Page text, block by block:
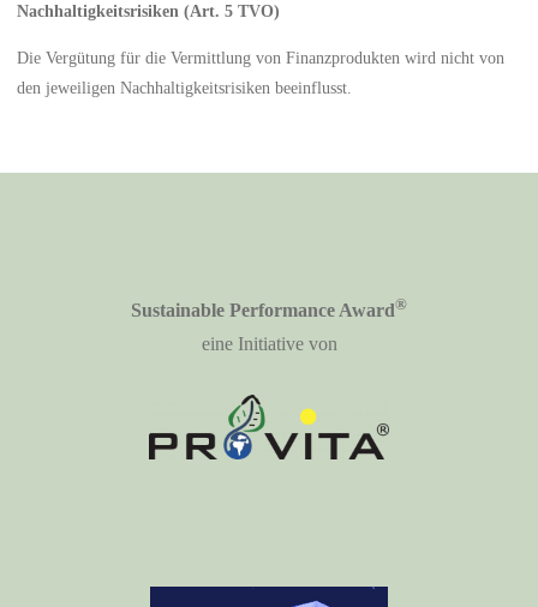
Nachhaltigkeitsrisiken (Art. 5 TVO)
Die Vergütung für die Vermittlung von Finanzprodukten wird nicht von
den jeweiligen Nachhaltigkeitsrisiken beeinflusst.
Sustainable Performance Award®
eine Initiative von